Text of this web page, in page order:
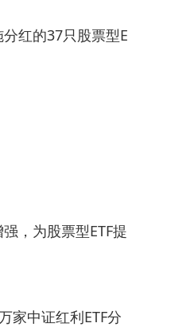
红的37只股票型E
，为股票型ETF提
家中证红利ETF分